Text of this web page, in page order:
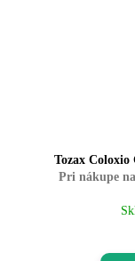
Tozax Coloxio
Pri nákupe